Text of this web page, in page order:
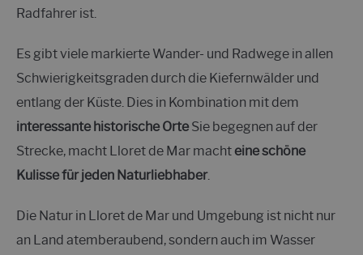
Radfahrer ist.
Es gibt viele markierte Wander- und Radwege in allen
Schwierigkeitsgraden durch die Kiefernwälder und
entlang der Küste. Dies in Kombination mit dem
interessante historische Orte Sie begegnen auf der
Strecke, macht Lloret de Mar machteine schöne
Kulisse für jeden Naturliebhaber.
Die Natur in Lloret de Mar und Umgebung ist nicht nur
an Land atemberaubend, sondern auch im Wasser